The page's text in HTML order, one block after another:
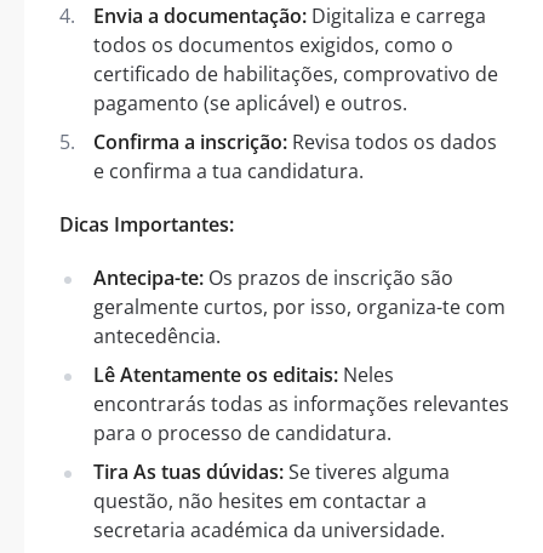
Envia a documentação: Digitaliza e carrega
todos os documentos exigidos, como o
certificado de habilitações, comprovativo de
pagamento (se aplicável) e outros.
Confirma a inscrição: Revisa todos os dados
e confirma a tua candidatura.
Dicas Importantes:
Antecipa-te: Os prazos de inscrição são
geralmente curtos, por isso, organiza-te com
antecedência.
Lê Atentamente os editais: Neles
encontrarás todas as informações relevantes
para o processo de candidatura.
Tira As tuas dúvidas:Se tiveres alguma
questão, não hesites em contactar a
secretaria académica da universidade.